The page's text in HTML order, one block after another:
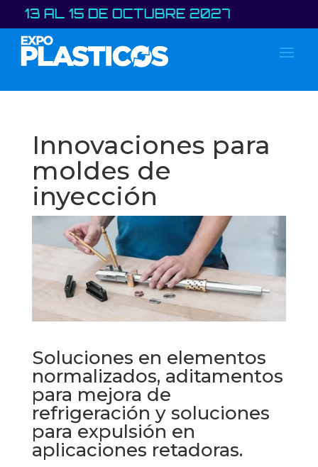
15 DE OCTUBRE 2027
Innovaciones para
moldes de
inyección
Soluciones en elementos
normalizados, aditamentos
para mejora de
refrigeración y soluciones
para expulsión en
aplicaciones retadoras.